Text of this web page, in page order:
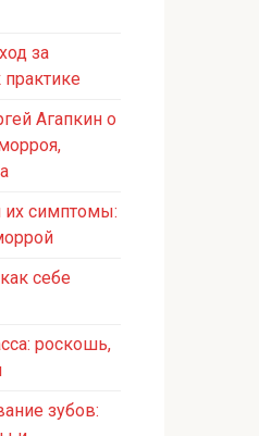
за
Агапкин о
их симптомы:
себе
роскошь,
зубов: